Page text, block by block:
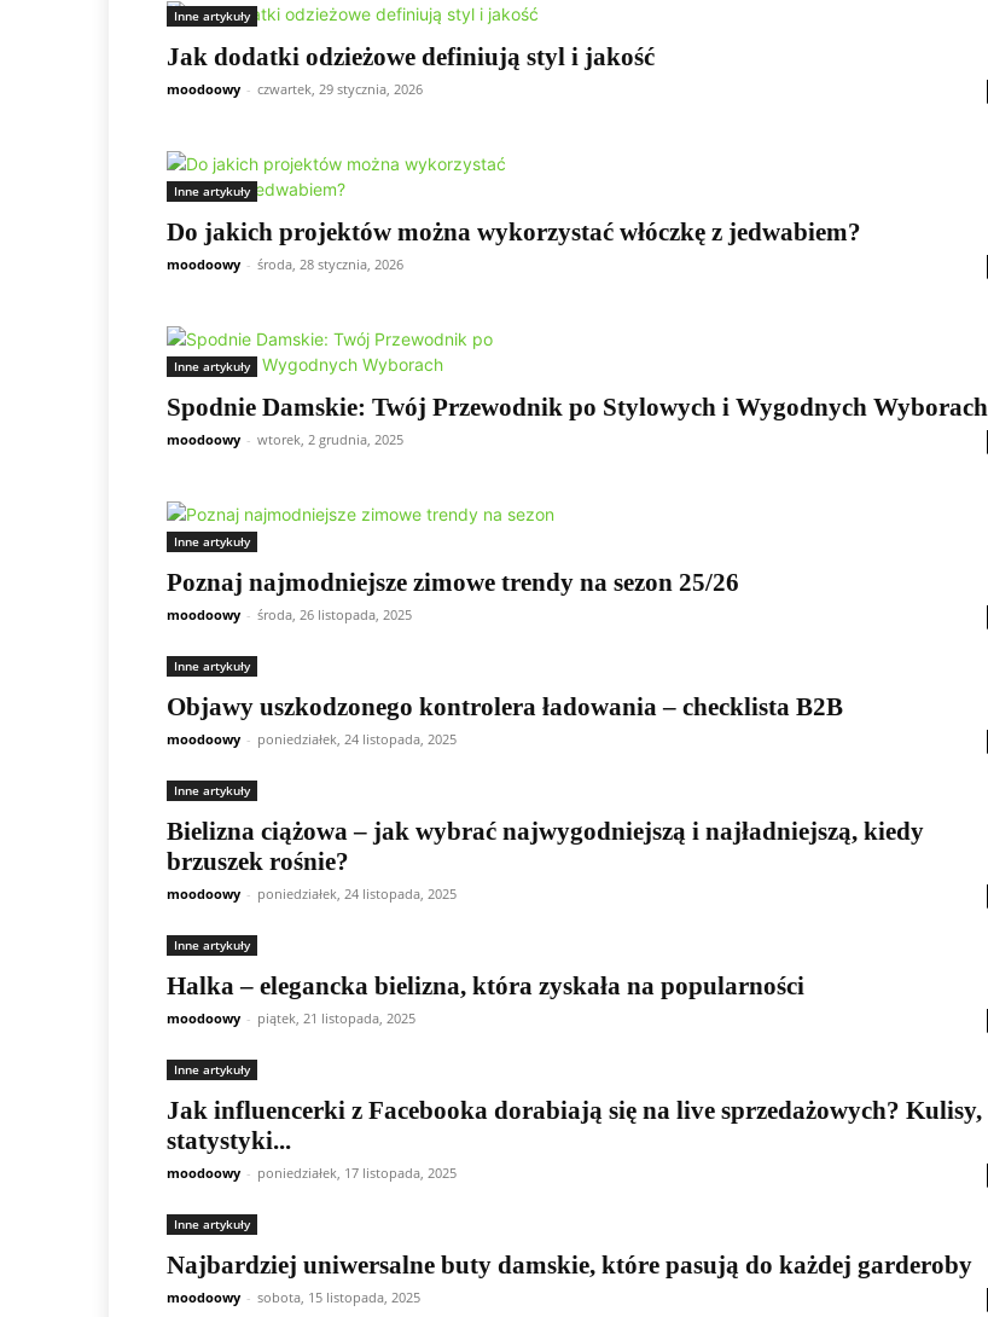
Inne artykuły
Jak dodatki odzieżowe definiują styl i jakość
moodoowy - czwartek, 29 stycznia, 2026
Inne artykuły
Do jakich projektów można wykorzystać włóczkę z jedwabiem?
moodoowy - środa, 28 stycznia, 2026
Inne artykuły
Spodnie Damskie: Twój Przewodnik po Stylowych i Wygodnych Wyborach
moodoowy - wtorek, 2 grudnia, 2025
Inne artykuły
Poznaj najmodniejsze zimowe trendy na sezon 25/26
moodoowy - środa, 26 listopada, 2025
Inne artykuły
Objawy uszkodzonego kontrolera ładowania – checklista B2B
moodoowy - poniedziałek, 24 listopada, 2025
Inne artykuły
Bielizna ciążowa – jak wybrać najwygodniejszą i najładniejszą, kiedy
brzuszek rośnie?
moodoowy - poniedziałek, 24 listopada, 2025
Inne artykuły
Halka – elegancka bielizna, która zyskała na popularności
moodoowy - piątek, 21 listopada, 2025
Inne artykuły
Jak influencerki z Facebooka dorabiają się na live sprzedażowych? Kulisy,
statystyki...
moodoowy - poniedziałek, 17 listopada, 2025
Inne artykuły
Najbardziej uniwersalne buty damskie, które pasują do każdej garderoby
moodoowy - sobota, 15 listopada, 2025